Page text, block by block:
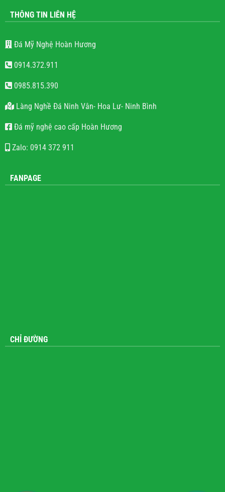
THÔNG TIN LIÊN HỆ
Đá Mỹ Nghệ Hoàn Hương
0914.372.911
0985.815.390
Làng Nghề Đá Ninh Vân- Hoa Lư- Ninh Bình
Đá mỹ nghệ cao cấp Hoàn Hương
Zalo: 0914 372 911
FANPAGE
CHỈ ĐƯỜNG